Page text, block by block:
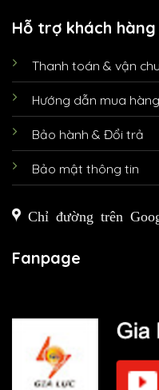
Hỗ trợ khách hàng
Thanh toán & vận
Hướng dẫn mua hàng
Bảo hành & Đổi trả
Bảo mật thông tin
Chỉ đường trên
Fanpage